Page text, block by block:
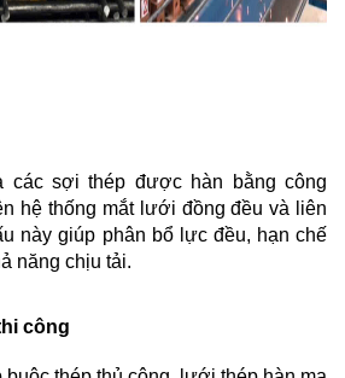
các sợi thép được hàn bằng công
hệ thống mắt lưới đồng đều và liên
này giúp phân bổ lực đều, hạn chế
năng chịu tải.
công